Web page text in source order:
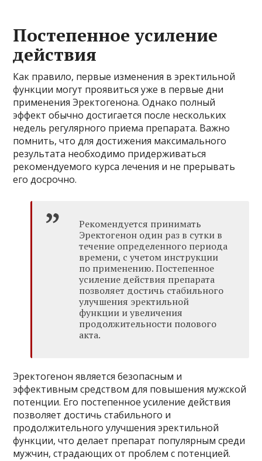
Постепенное усиление
действия
Как правило, первые изменения в эректильной
функции могут проявиться уже в первые дни
применения Эректогенона. Однако полный
эффект обычно достигается после нескольких
недель регулярного приема препарата. Важно
помнить, что для достижения максимального
результата необходимо придерживаться
рекомендуемого курса лечения и не прерывать
его досрочно.
Рекомендуется принимать
Эректогенон один раз в сутки в
течение определенного периода
времени, с учетом инструкции
по применению. Постепенное
усиление действия препарата
позволяет достичь стабильного
улучшения эректильной
функции и увеличения
продолжительности полового
акта.
Эректогенон является безопасным и
эффективным средством для повышения мужской
потенции. Его постепенное усиление действия
позволяет достичь стабильного и
продолжительного улучшения эректильной
функции, что делает препарат популярным среди
мужчин, страдающих от проблем с потенцией.